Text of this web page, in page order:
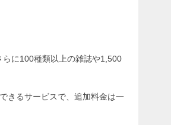
に100種類以上の雑誌や1,500
きるサービスで、追加料金は一